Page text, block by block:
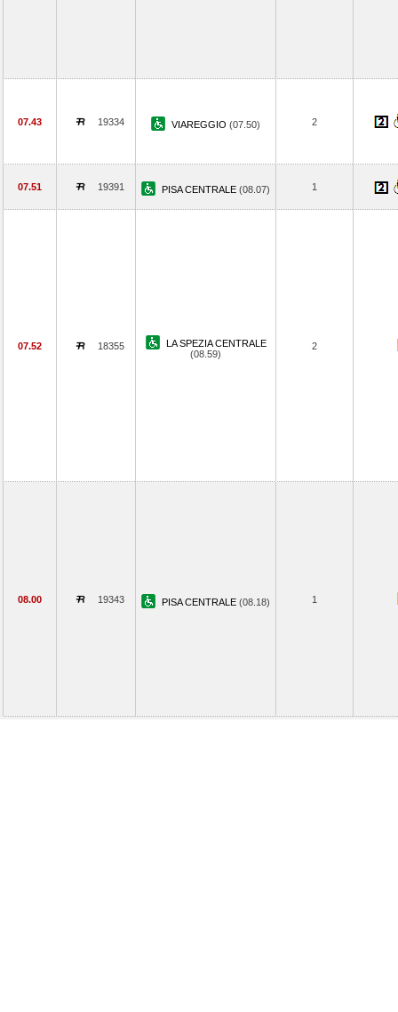
07.43 19334 VIAREGGIO (07.50) 2
07.51 19391 PISA CENTRALE (08.07) 1
07.52 18355
LA SPEZIA CENTRALE
(08.59)
2
08.00 19343 PISA CENTRALE (08.18) 1